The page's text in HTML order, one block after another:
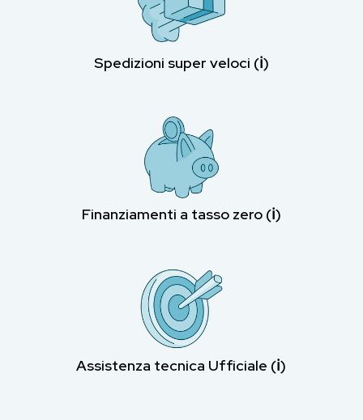
Spedizioni super veloci (ℹ︎)
Finanziamenti a tasso zero (ℹ︎)
Assistenza tecnica Ufficiale (ℹ︎)